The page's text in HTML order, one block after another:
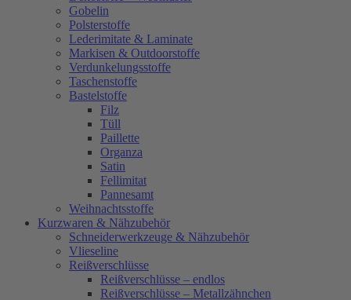
Gobelin
Polsterstoffe
Lederimitate & Laminate
Markisen & Outdoorstoffe
Verdunkelungsstoffe
Taschenstoffe
Bastelstoffe
Filz
Tüll
Paillette
Organza
Satin
Fellimitat
Pannesamt
Weihnachtsstoffe
Kurzwaren & Nähzubehör
Schneiderwerkzeuge & Nähzubehör
Vlieseline
Reißverschlüsse
Reißverschlüsse – endlos
Reißverschlüsse – Metallzähnchen